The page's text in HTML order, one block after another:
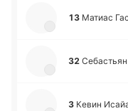
13 Матиас
32
3 Кевин